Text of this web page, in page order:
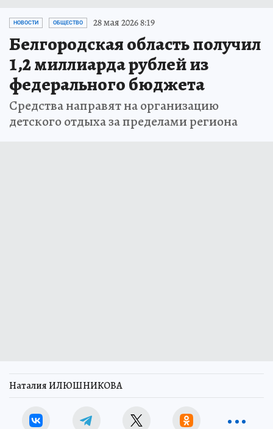
НОВОСТИ ОБЩЕСТВО 28 мая 2026 8:19
Белгородская область получил
1,2 миллиарда рублей из
федерального бюджета
Средства направят на организацию
детского отдыха за пределами региона
Наталия ИЛЮШНИКОВА